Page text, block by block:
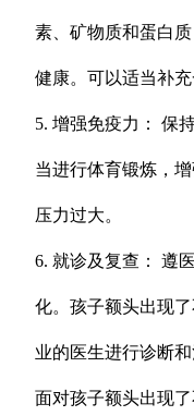
素、矿物质和蛋白
健康。可以适当补充
5. 增强免疫力： 保
当进行体育锻炼，
压力过大。
6. 就诊及复查： 遵
化。孩子额头出现
业的医生进行诊断和
面对孩子额头出现